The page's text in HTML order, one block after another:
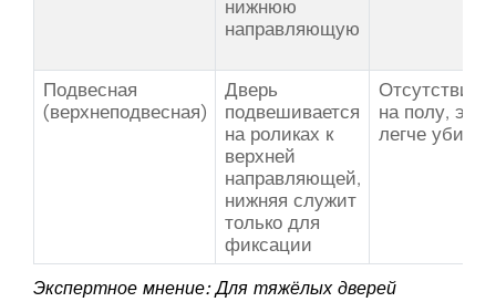
нижнюю
направляющую
Подвесная
(верхнеподвесная)
Дверь
подвешивается
на роликах к
верхней
направляющей,
нижняя служит
только для
фиксации
Отсутствие
на полу,
легче
Экспертное мнение:Для тяжёлых дверей